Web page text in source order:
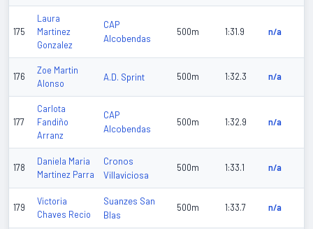
175
Laura
Martinez
Gonzalez
CAP
Alcobendas
500m 1:31.9 n/a
176
Zoe Martin
Alonso
A.D. Sprint 500m 1:32.3 n/a
177
Carlota
Fandiño
Arranz
CAP
Alcobendas
500m 1:32.9 n/a
178
Daniela Maria
Martinez Parra
Cronos
Villaviciosa
500m 1:33.1 n/a
179
Victoria
Chaves Recio
Suanzes San
Blas
500m 1:33.7 n/a